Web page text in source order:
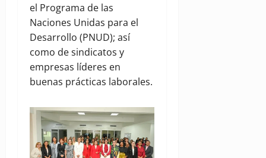
el Programa de las
Naciones Unidas para el
Desarrollo (PNUD); así
como de sindicatos y
empresas líderes en
buenas prácticas laborales.